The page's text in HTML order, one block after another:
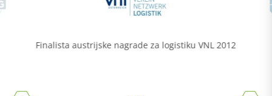
Finalista austrijske nagrade za logistiku VNL 2012